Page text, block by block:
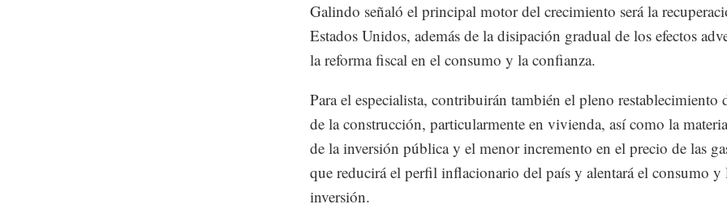
Galindo señaló el principal motor del crecimiento será la
Estados Unidos, además de la disipación gradual de los efectos
la reforma fiscal en el consumo y la confianza.
Para el especialista, contribuirán también el pleno restablecimiento
de la construcción, particularmente en vivienda, así como la
de la inversión pública y el menor incremento en el precio de las
que reducirá el perfil inflacionario del país y alentará el consumo y
inversión.